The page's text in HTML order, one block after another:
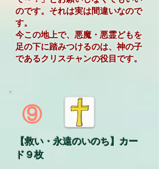
のです。それは実は間違いなので
す。
今この地上で、悪魔・悪霊どもを
足の下に踏みつけるのは、神の子
であるクリスチャンの役目です。
⑨
【救い・永遠のいのち】カー
ド９枚